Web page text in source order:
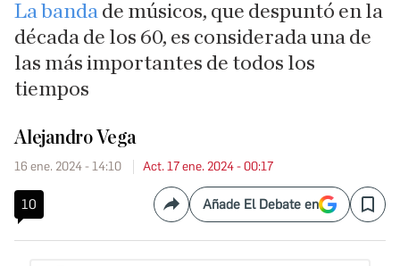
La banda de músicos, que despuntó en la
década de los 60, es considerada una de
las más importantes de todos los
tiempos
Alejandro Vega
16 ene. 2024 - 14:10 Act. 17 ene. 2024 - 00:17
10 CompartirAñade El Debate en Save